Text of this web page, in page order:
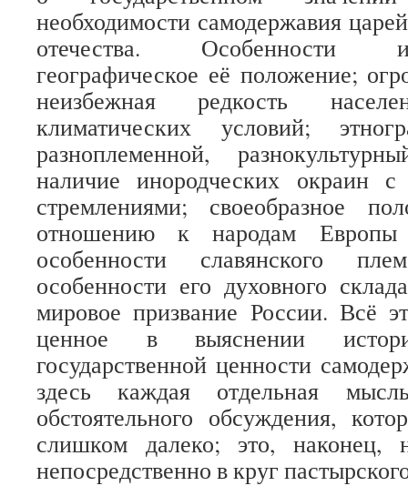
необходимости самодержавия
отечества. Особенности
географическое её положение;
неизбежная редкость
климатических условий;
разноплеменной,
наличие инородческих окраин
стремлениями; своеобразное
отношению к народам
особенности славянского
особенности его духовного
мировое призвание России. Всё
ценное в выяснении
государственной ценности
здесь каждая отдельная
обстоятельного обсуждения,
слишком далеко; это,
непосредственно в круг